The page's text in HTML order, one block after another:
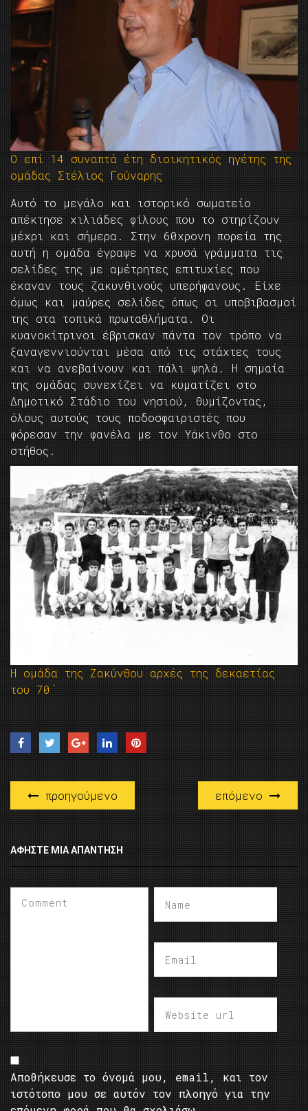
O επί 14 συναπτά έτη διοικητικός ηγέτης της
ομάδας Στέλιος Γούναρης
Αυτό το μεγάλο και ιστορικό σωματείο
απέκτησε χιλιάδες φίλους που το στηρίζουν
μέχρι και σήμερα. Στην 60χρονη πορεία της
αυτή η ομάδα έγραψε να χρυσά γράμματα τις
σελίδες της με αμέτρητες επιτυχίες που
έκαναν τους ζακυνθινούς υπερήφανους. Είχε
όμως και μαύρες σελίδες όπως οι υποβιβασμοί
της στα τοπικά πρωταθλήματα. Οι
κυανοκίτρινοι έβρισκαν πάντα τον τρόπο να
ξαναγεννιούνται μέσα από τις στάχτες τους
και να ανεβαίνουν και πάλι ψηλά. Η σημαία
της ομάδας συνεχίζει να κυματίζει στο
Δημοτικό Στάδιο του νησιού, θυμίζοντας,
όλους αυτούς τους ποδοσφαιριστές που
φόρεσαν την φανέλα με τον Υάκινθο στο
στήθος.
H ομάδα της Ζακύνθου αρχές της δεκαετίας
του 70΄
προηγούμενο επόμενο
ΑΦΉΣΤΕ ΜΙΑ ΑΠΆΝΤΗΣΗ
Αποθήκευσε το όνομά μου, email, και τον
ιστότοπο μου σε αυτόν τον πλοηγό για την